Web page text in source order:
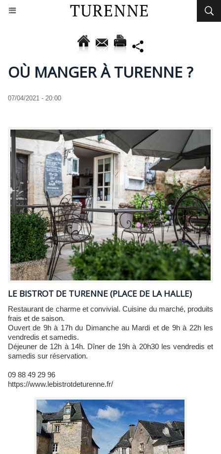
OÙ MANGER À TURENNE ?
07/04/2021 - 20:00
LE BISTROT DE TURENNE (PLACE DE LA HALLE)
Restaurant de charme et convivial. Cuisine du marché, produits
frais et de saison.
Ouvert de 9h à 17h du Dimanche au Mardi et de 9h à 22h les
vendredis et samedis.
Déjeuner de 12h à 14h. Dîner de 19h à 20h30 les vendredis et
samedis sur réservation.
09 88 49 29 96
https://www.lebistrotdeturenne.fr/